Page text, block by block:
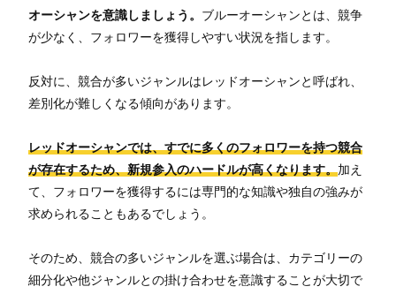
オーシャンを意識しましょう。 ブルーオーシャンとは、競争
が少なく、フォロワーを獲得しやすい状況を指します。
反対に、競合が多いジャンルはレッドオーシャンと呼ばれ、
差別化が難しくなる傾向があります。
レッドオーシャンでは、すでに多くのフォロワーを持つ競合
が存在するため、新規参入のハードルが高くなります。加え
て、フォロワーを獲得するには専門的な知識や独自の強みが
求められることもあるでしょう。
そのため、競合の多いジャンルを選ぶ場合は、カテゴリーの
細分化や他ジャンルとの掛け合わせを意識することが大切で